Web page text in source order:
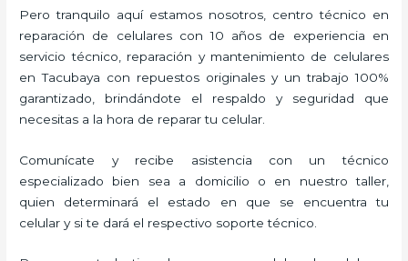
Pero tranquilo aquí estamos nosotros, centro técnico en
reparación de celulares con 10 años de experiencia en
servicio técnico, reparación y mantenimiento de celulares
en Tacubaya con repuestos originales y un trabajo 100%
garantizado, brindándote el respaldo y seguridad que
necesitas a la hora de reparar tu celular.
Comunícate y recibe asistencia con un técnico
especializado bien sea a domicilio o en nuestro taller,
quien determinará el estado en que se encuentra tu
celular y si te dará el respectivo soporte técnico.